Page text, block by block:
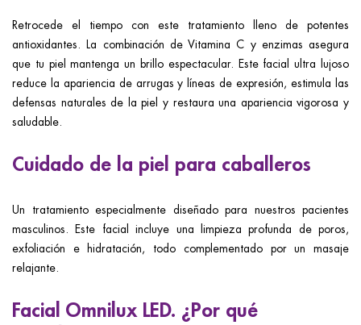
Retrocede el tiempo con este tratamiento lleno de potentes
antioxidantes. La combinación de Vitamina C y enzimas asegura
que tu piel mantenga un brillo espectacular. Este facial ultra lujoso
reduce la apariencia de arrugas y líneas de expresión, estimula las
defensas naturales de la piel y restaura una apariencia vigorosa y
saludable.
Cuidado de la piel para caballeros
Un tratamiento especialmente diseñado para nuestros pacientes
masculinos. Este facial incluye una limpieza profunda de poros,
exfoliación e hidratación, todo complementado por un masaje
relajante.
Facial Omnilux LED. ¿Por qué